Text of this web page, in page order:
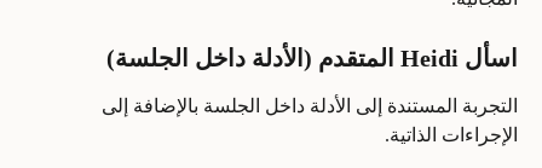
اسأل Heidi المتقدم (الأدلة داخل الجلسة)
التجربة المستندة إلى الأدلة داخل الجلسة بالإضافة إلى
الإجراءات الذاتية.